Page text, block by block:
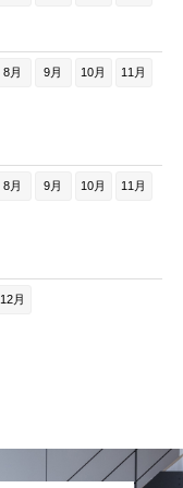
8月 9月 10月 11月
8月 9月 10月 11月
12月